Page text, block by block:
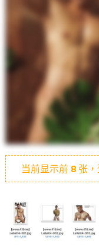
当前显示前 8张，